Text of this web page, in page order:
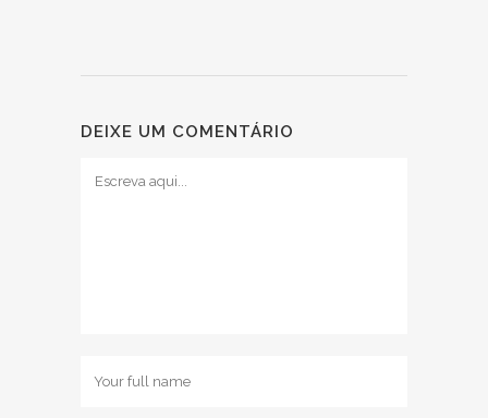
DEIXE UM COMENTÁRIO